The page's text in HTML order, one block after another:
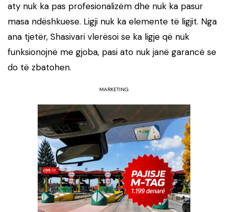
aty nuk ka pas profesionalizëm dhe nuk ka pasur
masa ndëshkuese. Ligji nuk ka elemente të ligjit. Nga
ana tjetër, Shasivari vlerësoi se ka ligje që nuk
funksionojnë me gjoba, pasi ato nuk janë garancë se
do të zbatohen.
MARKETING